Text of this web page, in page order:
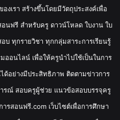
งเรา สร้างขึ้นโดยมีวัตถุประสงค์เพื่อ
นฟรี สำหรับครู ดาวน์โหลด ใบงาน ใบ
ทุกรายวิชา ทุกกลุ่มสาระการเรียนรู้
ออนไลน์ เพื่อให้ครูนำไปใช้เป็นในการ
ด้อย่างมีประสิทธิภาพ ติดตามข่าวการ
รณ์ สอบครูผู้ช่วย แนวข้อสอบบรรจุครู
สอนฟรี.com เว็บไซต์เพื่อการศึกษา